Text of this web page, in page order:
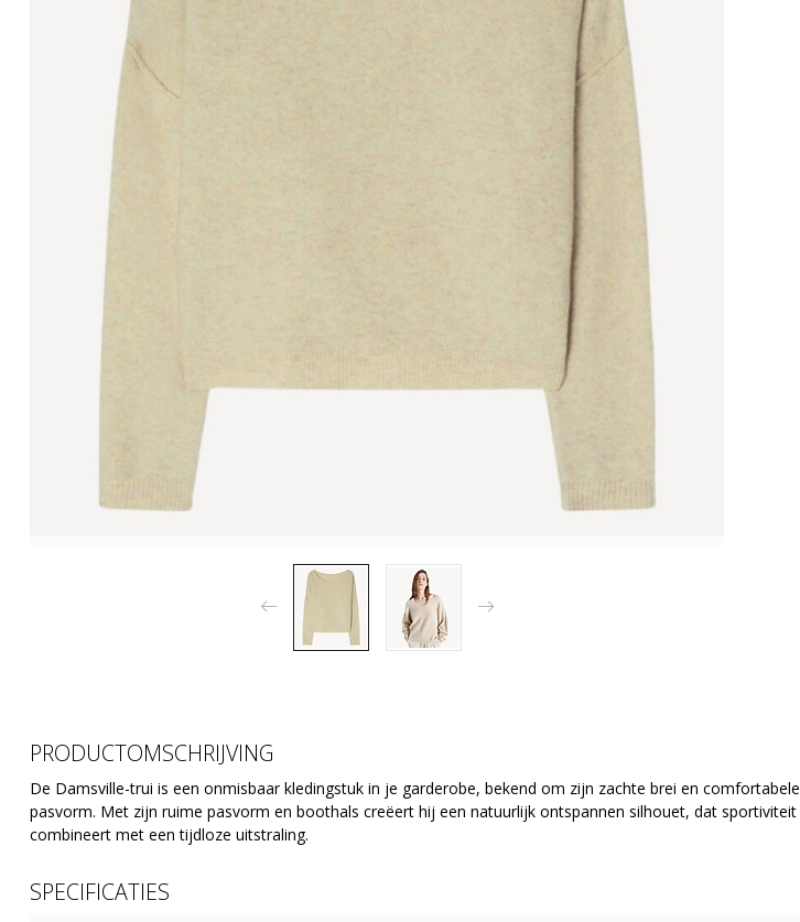
PRODUCTOMSCHRIJVING
De Damsville-trui is een onmisbaar kledingstuk in je garderobe, bekend om zijn zachte brei en comfortabele
pasvorm. Met zijn ruime pasvorm en boothals creëert hij een natuurlijk ontspannen silhouet, dat sportiviteit
combineert met een tijdloze uitstraling.
SPECIFICATIES